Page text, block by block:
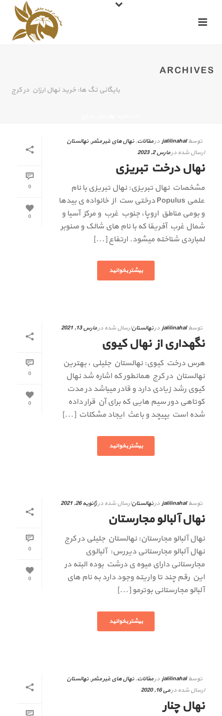
ARCHIVES
بایگانی تگ ها: خرید نهال ارزان در کرج
0
0
توسطjalilinahal درمقالات,نهال های غیر مثمر,نهالستان
ارسال شده درمارس 2, 2023
نهال درخت تبریزی
مشخصات نهال تبریزی: نهال تبریزی با نام
علمی Populus درختی ست از خانواده ی بیدها
و بومی مناطق اروپا، جنوب غرب و مرکز آسیا و
شمال غرب آفریقا که با نام های شالک و صنوبر
لمباردی شناخته میشود. ارتفاع [...]
بیشتر بخوانید
0
0
توسطjalilinahal درنهالستانارسال شده درمارس 13, 2021
نگهداری از نهال کیوی
هرس درخت کیوی: نهالستان جلیلی ، بهترین
نهالستان در کرج همانطور که اشاره شد نهال
کیوی رشد زیادی دارد و قادر میباشد در مدت
کوتاهی دور سیم هایی که برای آن قرار داده
شده است بپیچد و باعث ایجاد مشکلات [...]
بیشتر بخوانید
0
0
توسطjalilinahal درنهالستانارسال شده درژانویه 26, 2021
نهال آلبالو مجارستان
نهال آلبالو مجارستان: نهالستان جلیلی در کرج
نهال آلبالو مجارستانی دیررس: آلبالوی
مجارستانی دارای میوه ی درشت بوده البته در
این رقم چند تا واریته وجود دارد به نام های
آلبالو مجارستانی بوترمو [...]
بیشتر بخوانید
توسطjalilinahal درمقالات,نهال های غیر مثمر,نهالستان
ارسال شده درمی 16, 2020
نهال چنار